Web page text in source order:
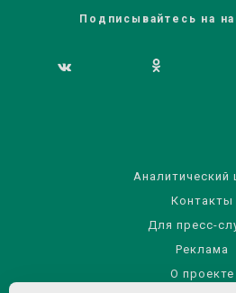
Подписывайтесь на
Аналитический
Контакты
Для пресс-
Реклама
О проекте